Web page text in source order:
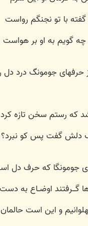
با تو نجنگم رواست
گویم به او بر هواست
حرفهای جومونگ درد دل
که رستم سخن تازه کرد
دلش گفت پس کو نبرد؟
جومونگا که حرف دل
گـــرفتند اوضــاع به دست
و این است حالمان